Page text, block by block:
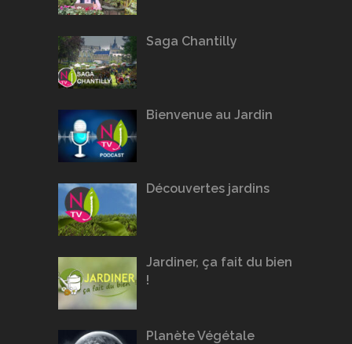
Saga Chantilly
Bienvenue au Jardin
Découvertes jardins
Jardiner, ça fait du bien
!
Planète Végétale